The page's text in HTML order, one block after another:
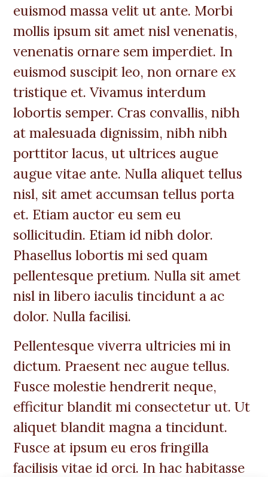
euismod massa velit ut ante. Morbi
mollis ipsum sit amet nisl venenatis,
venenatis ornare sem imperdiet. In
euismod suscipit leo, non ornare ex
tristique et. Vivamus interdum
lobortis semper. Cras convallis, nibh
at malesuada dignissim, nibh nibh
porttitor lacus, ut ultrices augue
augue vitae ante. Nulla aliquet tellus
nisl, sit amet accumsan tellus porta
et. Etiam auctor eu sem eu
sollicitudin. Etiam id nibh dolor.
Phasellus lobortis mi sed quam
pellentesque pretium. Nulla sit amet
nisl in libero iaculis tincidunt a ac
dolor. Nulla facilisi.
Pellentesque viverra ultricies mi in
dictum. Praesent nec augue tellus.
Fusce molestie hendrerit neque,
efficitur blandit mi consectetur ut. Ut
aliquet blandit magna a tincidunt.
Fusce at ipsum eu eros fringilla
facilisis vitae id orci. In hac habitasse